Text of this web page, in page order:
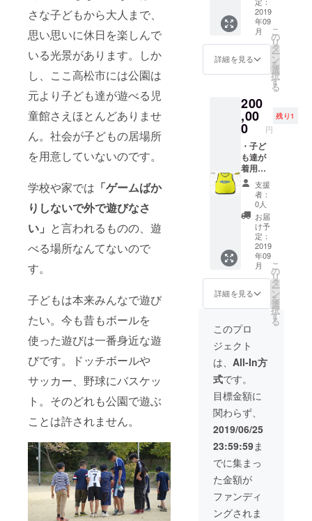
さな子どもから大人まで、
思い思いに休日を楽しんで
いる光景があります。しか
し、ここ高松市には公園は
元より子ども達が遊べる児
童館さえほとんどありませ
ん。社会が子どもの居場所
を用意していないのです。
学校や家では 「ゲームばか
りしないで外で遊びなさ
い」 と言われるものの、遊
べる場所なんてないので
す。
子どもは本来みんなで遊び
たい。今も昔もボールを
使った遊びは一番身近な遊
びです。ドッチボールや
サッカー、野球にバスケッ
ト。そのどれも公園で遊ぶ
ことは許されません。
記入の
ない場
合は
CAMPF
IREの
ユー
ザー名
いたし
ます。
ご了承
くださ
い。公
序良俗
に反す
るお名
前はご
遠慮く
ださ
い。
んでい
る様子
の動画
をお送
りしま
す。 ・
高松市
にて
cs60で
の全身
施術60
分。10
回(1年
間有
効)。
2019
年09
月
詳細を見る
こ
の
リ
タ
ー
ン
を
選
択
す
る
200
,00
0 円
残り1
・子ど
も達が
着用す
るビブ
ス
（胸）
にあな
た様の
名前
（法人
名）※を
入れさ
せて頂
きま
す。 ・
子ども
達が楽
しんで
いる様
子の動
画をお
送りし
ます。
・日本
全国、
代表阿
部が伺
いcs60
で施術
させて
頂きま
す。時
間は120
分1回。
支援
者：
0人
お届
け予
定：
2019
年09
月
詳細を見る
こ
の
リ
タ
ー
ン
を
選
択
す
る
このプロ
ジェクト
は、 All-In方
式です。
目標金額に
関わらず、
2019/06/25
23:59:59ま
でに集まっ
た金額が
ファンディ
ングされま